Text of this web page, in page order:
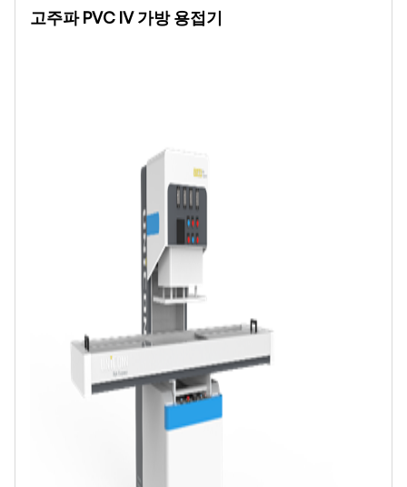
고주파 PVC IV 가방 용접기